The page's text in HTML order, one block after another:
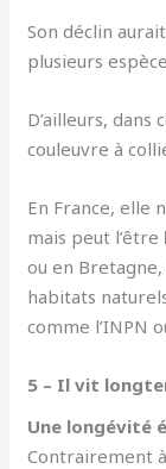
Son déclin
plusieurs
D’ailleurs, dans
couleuvre à
En France, elle
mais peut l’être
ou en
habitats
comme l’INPN
5 – Il vit
Une longévité
Contrairement